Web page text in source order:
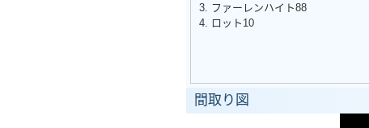
3. ファーレンハイト88
4. ロット10
間取り図